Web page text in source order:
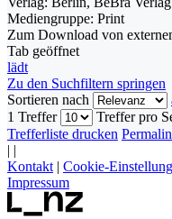
Mediengruppe: Print
Zum Download von
Tab geöffnet
lädt
Zu den Suchfiltern springen
Sortieren nach
1 Treffer
Treffer pro
Trefferliste drucken
| |
Kontakt | Cookie-
Impressum